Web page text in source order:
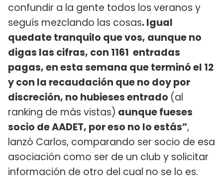
confundir a la gente todos los veranos y
seguís mezclando las cosas. Igual
quedate tranquilo que vos, aunque no
digas las cifras, con 1161 entradas
pagas, en esta semana que terminó el 12
y con la recaudación que no doy por
discreción, no hubieses entrado (al
ranking de más vistas) aunque fueses
socio de AADET, por eso no lo estás”,
lanzó Carlos, comparando ser socio de esa
asociación como ser de un club y solicitar
información de otro del cual no se lo es.